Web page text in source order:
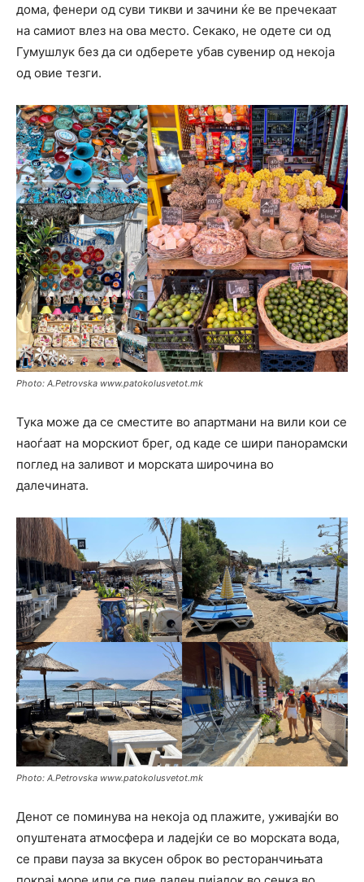
дома, фенери од суви тикви и зачини ќе ве пречекаат
на самиот влез на ова место. Секако, не одете си од
Гумушлук без да си одберете убав сувенир од некоја
од овие тезги.
Photo: A.Petrovska www.patokolusvetot.mk
Тука може да се сместите во апартмани на вили кои се
наоѓаат на морскиот брег, од каде се шири панорамски
поглед на заливот и морската широчина во
далечината.
Photo: A.Petrovska www.patokolusvetot.mk
Денот се поминува на некоја од плажите, уживајќи во
опуштената атмосфера и ладејќи се во морската вода,
се прави пауза за вкусен оброк во ресторанчињата